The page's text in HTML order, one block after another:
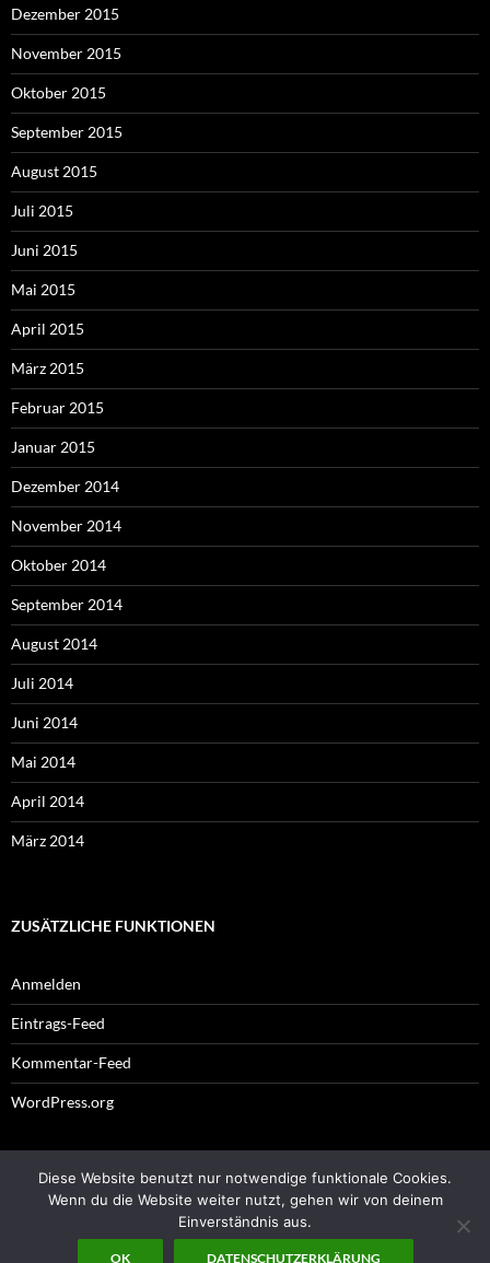
Dezember 2015
November 2015
Oktober 2015
September 2015
August 2015
Juli 2015
Juni 2015
Mai 2015
April 2015
März 2015
Februar 2015
Januar 2015
Dezember 2014
November 2014
Oktober 2014
September 2014
August 2014
Juli 2014
Juni 2014
Mai 2014
April 2014
März 2014
ZUSÄTZLICHE FUNKTIONEN
Anmelden
Eintrags-Feed
Kommentar-Feed
WordPress.org
Impressum
Diese Website benutzt nur notwendige funktionale Cookies.
Wenn du die Website weiter nutzt, gehen wir von deinem
Einverständnis aus.
OK DATENSCHUTZERKLÄRUNG